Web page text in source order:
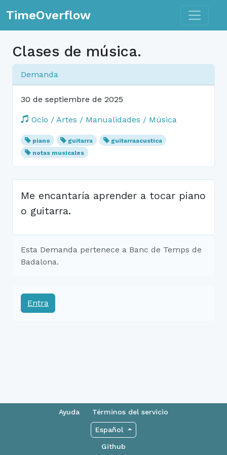
TimeOverflow Toggle
Clases de música.
Demanda
30 de septiembre de 2025
Ocio / Artes / Manualidades / Música
piano guitarra
guitarraacustica
notas musicales
Me encantaría aprender a tocar piano
o guitarra.
Esta Demanda pertenece a Banc de Temps de
Badalona.
Entra
Ayuda Términos del servicio
Español
Github